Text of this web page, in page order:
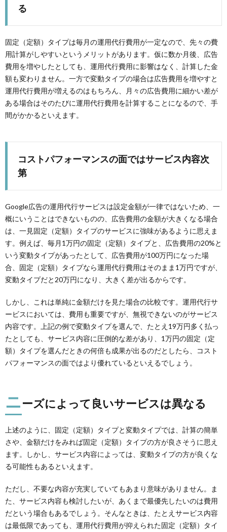
る
固定（定額）タイプは毎月の運用代行費用が一定なので、先々の費
用計算がしやすいというメリットがあります。仮に数か月後、広告
費用を増やしたとしても、運用代行費用に影響はなく、計算した金
額も変わりません。一方で変動タイプの場合は広告費用を増やすと
運用代行費用が増えるのはもちろん、月々の広告費用に細かい差が
ある場合はそのたびに運用代行費用を計算することになるので、手
間がかかるといえます。
コストパフォーマンスの面ではサービス内容次
第
Google広告の運用代行サービスは設定金額が一律ではないため、一
概にいうことはできないものの、広告費用の金額が大きくなる場合
は、一見固定（定額）タイプのサービスに強味があるように思えま
す。例えば、毎月1万円の固定（定額）タイプと、広告費用の20%と
いう変動タイプがあったとして、広告費用が100万円になった場
合、固定（定額）タイプなら運用代行費用はそのまま1万円ですが、
変動タイプだと20万円になり、大きく差が出るからです。
しかし、これは単純に金額だけを見た場合の比較です。運用代行サ
ービスにおいては、費用も重要ですが、無視できないのがサービス
内容です。上記の例で変動タイプを選んで、たとえ19万円多く払っ
たとしても、サービス内容に圧倒的な差があり、1万円の固定（定
額）タイプを選んだときの何倍も成果が出るのだとしたら、コスト
パフォーマンスの面ではより優れているといえるでしょう。
ニーズによって良いサービスは異なる
上述のように、固定（定額）タイプと変動タイプでは、計算の簡単
さや、金額だけをみれば固定（定額）タイプの方が良さそうに思え
ます。しかし、サービス内容によっては、変動タイプの方が良くな
る可能性もあるといえます。
ただし、不要な内容が充実していてもあまり意味がありません。ま
た、サービス内容も検討したいが、あくまで最優先したいのは費用
だという場合もあるでしょう。そんなときは、たとえサービス内容
は最低限であっても、運用代行費用が抑えられた固定（定額）タイ